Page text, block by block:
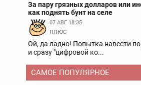
За пару грязных долларов или
как поднять бунт на селе
07 АВГ 18:35
плюс
Ой, да ладно! Попытка навести
и сразу "цифровой ко...
САМОЕ ПОПУЛЯРНОЕ